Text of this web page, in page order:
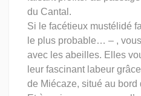
du Cantal.
Si le facétieux mustélidé
le plus probable… – ,
avec les abeilles. Elles
leur fascinant labeur
de Miécaze, situé au bord